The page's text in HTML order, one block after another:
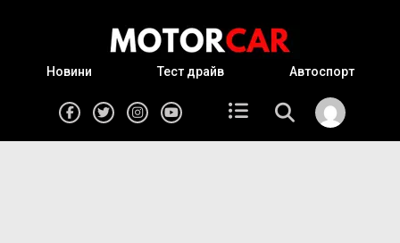
Новини Тест драйв Автоспорт